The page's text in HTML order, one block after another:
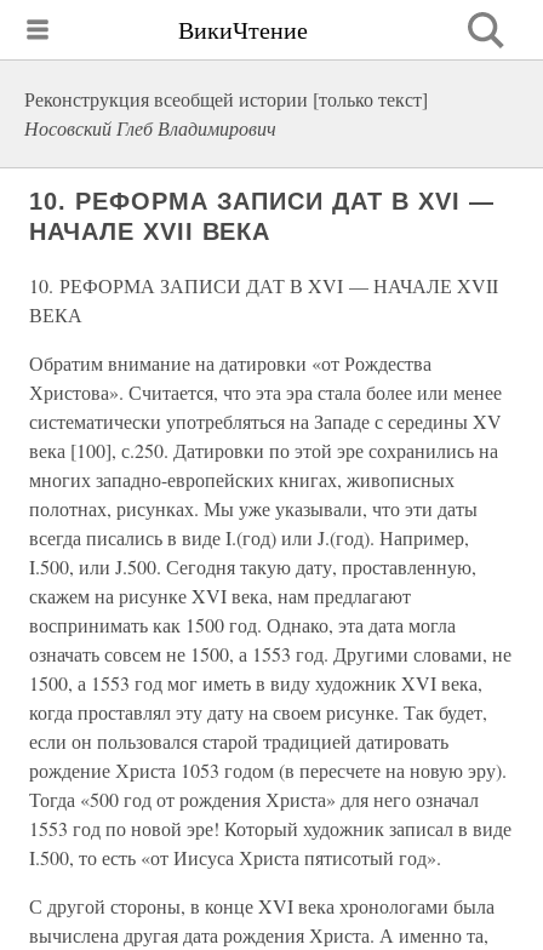
ВикиЧтение
Реконструкция всеобщей истории [только текст]
Носовский Глеб Владимирович
10. РЕФОРМА ЗАПИСИ ДАТ В XVI —
НАЧАЛЕ XVII ВЕКА
10. РЕФОРМА ЗАПИСИ ДАТ В XVI — НАЧАЛЕ XVII
ВЕКА
Обратим внимание на датировки «от Рождества
Христова». Считается, что эта эра стала более или менее
систематически употребляться на Западе с середины XV
века [100], с.250. Датировки по этой эре сохранились на
многих западно-европейских книгах, живописных
полотнах, рисунках. Мы уже указывали, что эти даты
всегда писались в виде I.(год) или J.(год). Например,
I.500, или J.500. Сегодня такую дату, проставленную,
скажем на рисунке XVI века, нам предлагают
воспринимать как 1500 год. Однако, эта дата могла
означать совсем не 1500, а 1553 год. Другими словами, не
1500, а 1553 год мог иметь в виду художник XVI века,
когда проставлял эту дату на своем рисунке. Так будет,
если он пользовался старой традицией датировать
рождение Христа 1053 годом (в пересчете на новую эру).
Тогда «500 год от рождения Христа» для него означал
1553 год по новой эре! Который художник записал в виде
I.500, то есть «от Иисуса Христа пятисотый год».
С другой стороны, в конце XVI века хронологами была
вычислена другая дата рождения Христа. А именно та,